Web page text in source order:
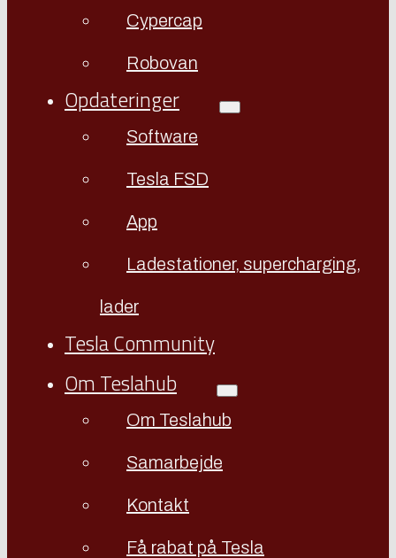
Cypercap
Robovan
Opdateringer
Software
Tesla FSD
App
Ladestationer, supercharging,
lader
Tesla Community
Om Teslahub
Om Teslahub
Samarbejde
Kontakt
Få rabat på Tesla